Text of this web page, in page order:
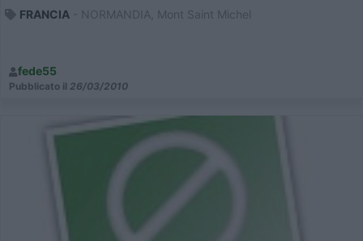
FRANCIA - NORMANDIA, Mont Saint Michel
fede55
Pubblicato il 26/03/2010